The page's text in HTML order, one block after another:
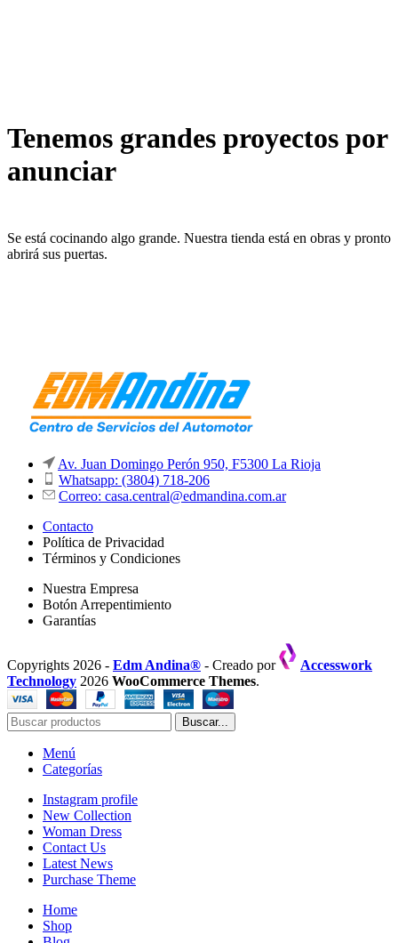
Tenemos grandes proyectos por
anunciar
Se está cocinando algo grande. Nuestra tienda está en obras y pronto
abrirá sus puertas.
Av. Juan Domingo Perón 950, F5300 La Rioja
Whatsapp: (3804) 718-206
Correo: casa.central@edmandina.com.ar
Contacto
Política de Privacidad
Términos y Condiciones
Nuestra Empresa
Botón Arrepentimiento
Garantías
Copyrights 2026 - Edm Andina® - Creado por
Accesswork
Technology 2026 WooCommerce Themes.
Buscar...
Menú
Categorías
Instagram profile
New Collection
Woman Dress
Contact Us
Latest News
Purchase Theme
Home
Shop